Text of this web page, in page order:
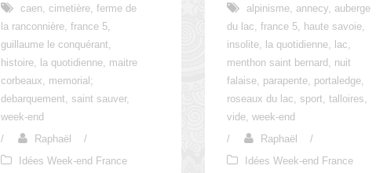
caen cimetière ferme de
la ranconnière france 5
guillaume le conquérant
histoire
la quotidienne maitre
corbeaux
memorial;
debarquement
saint sauver,
week-end
/
Raphaël
/
Idées Week-end France
alpinisme, annecy, auberge
du lac france 5, haute savoie,
insolite, la quotidienne, lac
menthon saint bernard
nuit
falaise, parapente, portaledge,
roseaux du lac sport talloires
vide, week-end
/
Raphaël
/
Idées Week-end France